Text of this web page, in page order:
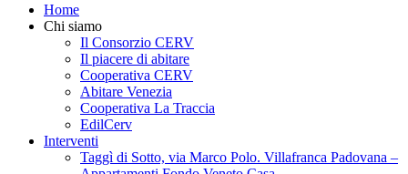
Home
Chi siamo
Il Consorzio CERV
Il piacere di abitare
Cooperativa CERV
Abitare Venezia
Cooperativa La Traccia
EdilCerv
Interventi
Taggì di Sotto, via Marco Polo. Villafranca Padovana –